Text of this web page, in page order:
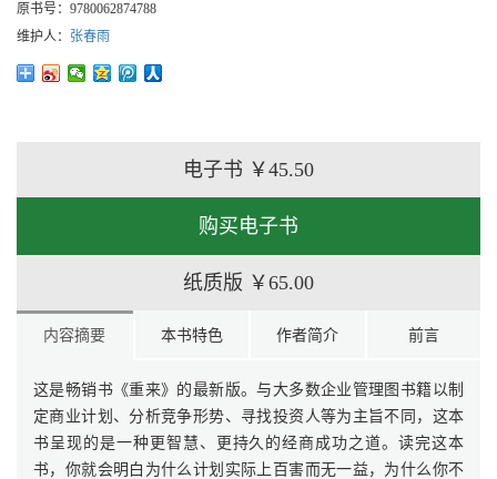
原书号： 9780062874788
维护人： 张春雨
电子书 ￥45.50
购买电子书
纸质版 ￥65.00
内容摘要 本书特色 作者简介 前言
这是畅销书《重来》的最新版。与大多数企业管理图书籍以制
定商业计划、分析竞争形势、寻找投资人等为主旨不同，这本
书呈现的是一种更智慧、更持久的经商成功之道。读完这本
书，你就会明白为什么计划实际上百害而无一益，为什么你不